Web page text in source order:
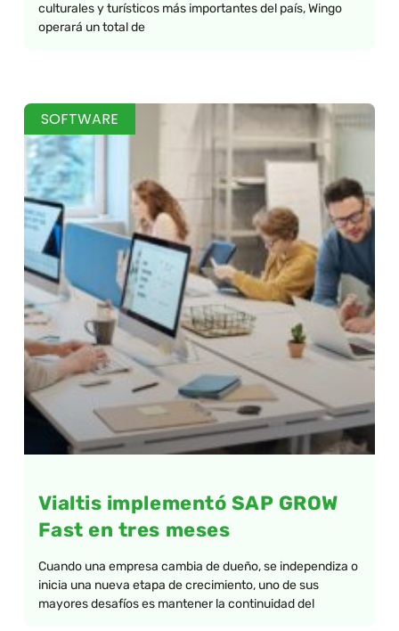
culturales y turísticos más importantes del país, Wingo
operará un total de
SOFTWARE
Vialtis implementó SAP GROW
Fast en tres meses
Cuando una empresa cambia de dueño, se independiza o
inicia una nueva etapa de crecimiento, uno de sus
mayores desafíos es mantener la continuidad del